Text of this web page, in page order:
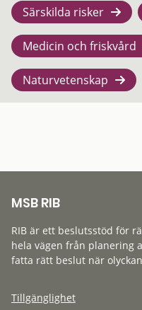
Särskilda risker
Medicin och friskvård
Naturvetenskap
MSB RIB
RIB är ett beslutsstöd för
hela vägen från planering
fatta rätt beslut när
Tillgänglighet